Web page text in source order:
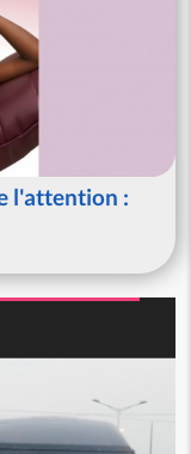
l'attention :